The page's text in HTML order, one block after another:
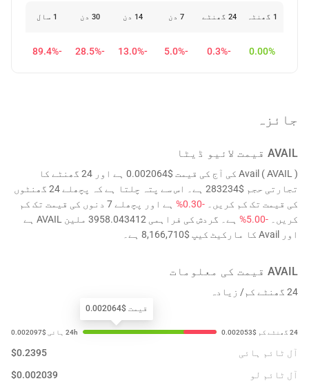
1 گھنٹہ 24 گھنٹے 7 دن 14 دن 30 دن 1 سال
0.00%
-0.3%
-5.0%
-13.0%
-28.5%
-89.4%
جائزہ
AVAIL قیمت لائیو ڈیٹا
Avail ( AVAIL ) کی آج کی قیمت $0.002064 ہے اور 24 گھنٹے کا
تجارتی حجم $283234 ہے۔ اس سے پتہ چلتا ہے کہ پچھلے 24 گھنٹوں
کی قیمت تک کم کریں۔ -0.30%
ہے اور پچھلے 7 دنوں کی قیمت تک کم
کریں۔ -5.00%
ہے۔ گردش کی فراہمی 3958.043412 ملین AVAIL ہے
اور Avail کا مارکیٹ کیپ $8,166,710 ہے۔
AVAIL قیمت کی معلومات
24 گھنٹے کم/ زیادہ
قیمت $0.002064
آل ٹائم ہائی $0.2395
آل ٹائم لو
$0.002039